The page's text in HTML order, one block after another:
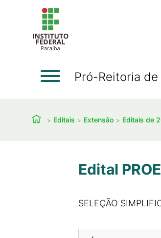
Pró-Reitoria
Editais Extensão Editais de
Edital
SELEÇÃO